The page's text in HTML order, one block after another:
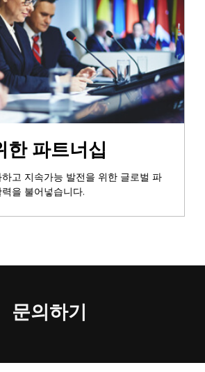
한 파트너십
고 지속가능 발전을 위한 글로벌 파
을 불어넣습니다.
문의하기